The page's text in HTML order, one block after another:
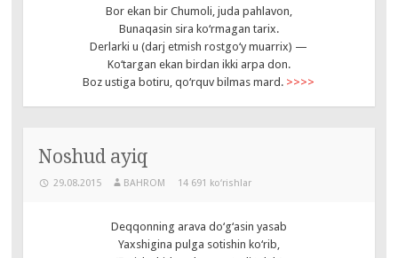
Bor ekan bir Chumoli, juda pahlavon,
Bunaqasin sira ko‘rmagan tarix.
Derlarki u (darj etmish rostgo‘y muarrix) —
Ko‘targan ekan birdan ikki arpa don.
Boz ustiga botiru, qo‘rquv bilmas mard. >>>>
Noshud ayiq
29.08.2015 BAHROM 14 691 ko‘rishlar
Deqqonning arava do‘g‘asin yasab
Yaxshigina pulga sotishin ko‘rib,